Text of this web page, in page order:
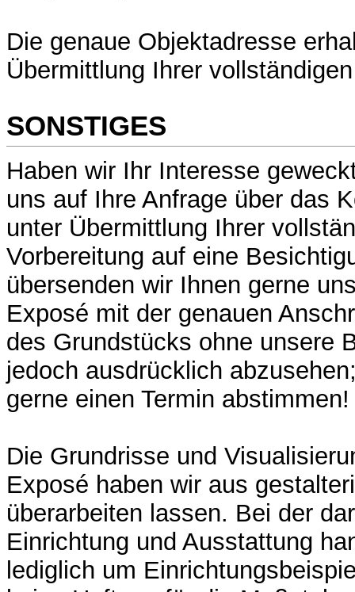
Die genaue Objektadresse
Übermittlung Ihrer
SONSTIGES
Haben wir Ihr Interesse
uns auf Ihre Anfrage über das
unter Übermittlung Ihrer
Vorbereitung auf eine
übersenden wir Ihnen gerne
Exposé mit der genauen
des Grundstücks ohne unsere
jedoch ausdrücklich
gerne einen Termin abstimmen!
Die Grundrisse und
Exposé haben wir aus
überarbeiten lassen. Bei der
Einrichtung und Ausstattung
lediglich um